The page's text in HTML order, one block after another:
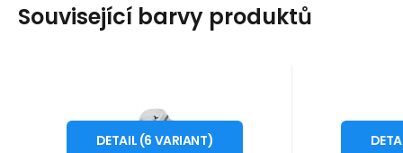
Související barvy produktů
Adler Urban W
polokošile MLI-22000
i476_910453
Kód dod.:MLI-22000
od399Kč
10 - 14 dnů
XS
S M L
XL
DETAIL (6 VARIANT)
Adler Urban W MLI-22000
XS
Adler